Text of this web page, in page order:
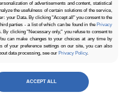
of advertisements and content, statistical
the usefulness of certain solutions of the service,
your Data. By clicking "Accept all" you consent to the
parties - a list of which can be found in the Privacy
clicking "Necessary only," you refuse to consent to
can make changes to your choices at any time by
of your preference settings on our site, you can also
data processing, see our Privacy Policy.
ACCEPT ALL